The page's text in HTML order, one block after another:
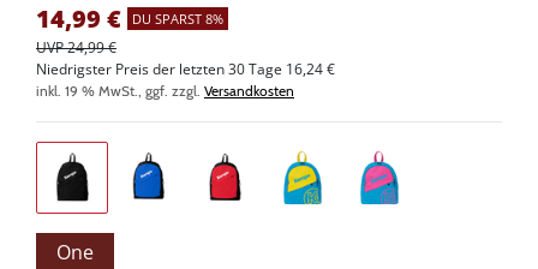
14,99 € DU SPARST 8%
UVP 24,99 €
Niedrigster Preis der letzten 30 Tage 16,24 €
inkl. 19 % MwSt., ggf. zzgl. Versandkosten
One